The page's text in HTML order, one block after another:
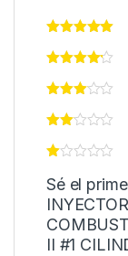
Sé el
II #1